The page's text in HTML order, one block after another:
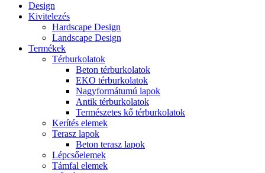
Design
Kivitelezés
Hardscape Design
Landscape Design
Termékek
Térburkolatok
Beton térburkolatok
EKO térburkolatok
Nagyformátumú lapok
Antik térburkolatok
Természetes kő térburkolatok
Kerítés elemek
Terasz lapok
Beton terasz lapok
Lépcsőelemek
Támfal elemek